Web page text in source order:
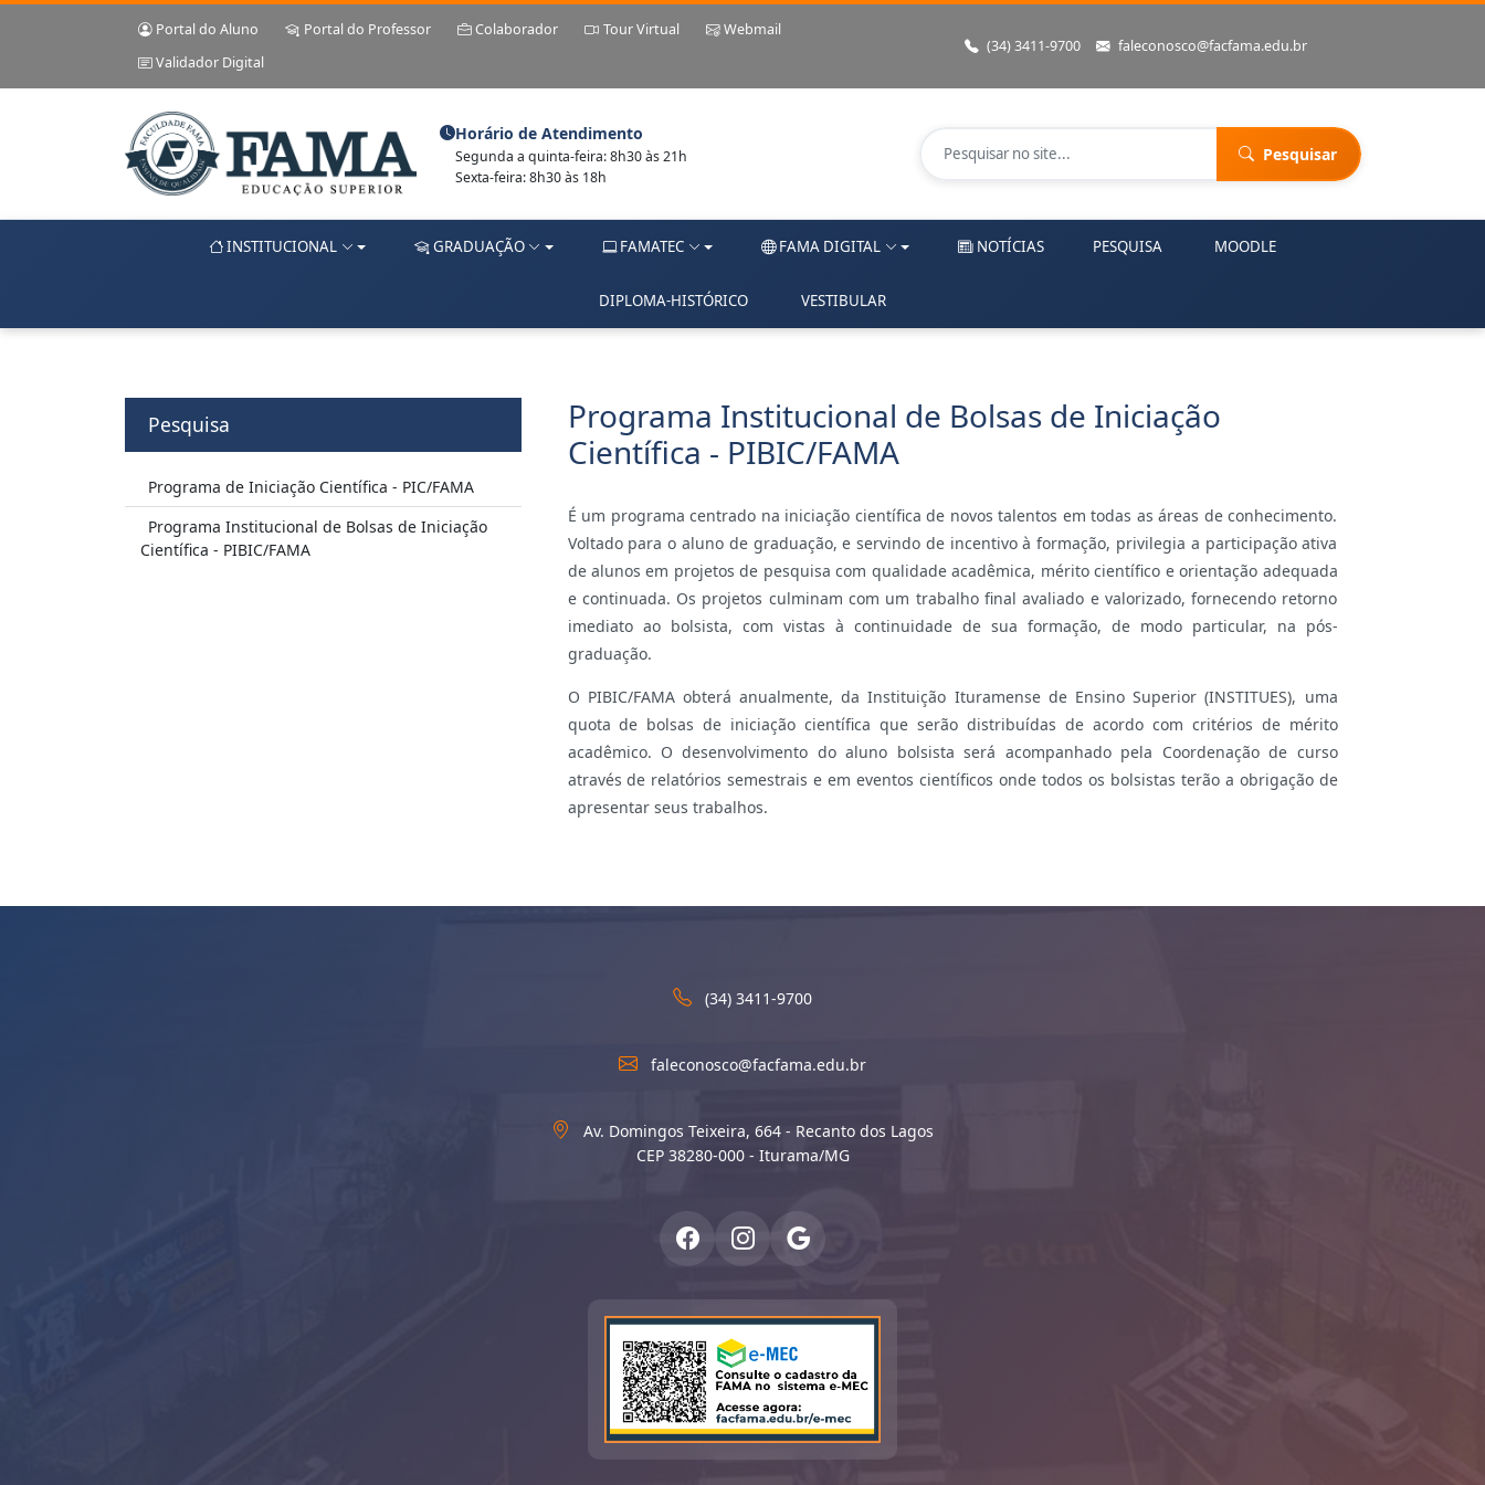
Portal do Aluno Portal do Professor Colaborador Tour Virtual
Webmail
Validador Digital
(34) 3411-9700 faleconosco@facfama.edu.br
Horário de Atendimento
Segunda a quinta-feira: 8h30 às 21h
Sexta-feira: 8h30 às 18h
Pesquisar
INSTITUCIONAL GRADUAÇÃO FAMATEC FAMA DIGITAL NOTÍCIAS PESQUISA MOODLE
DIPLOMA-HISTÓRICO VESTIBULAR
Pesquisa
Programa de Iniciação Científica - PIC/FAMA
Programa Institucional de Bolsas de Iniciação
Científica - PIBIC/FAMA
Programa Institucional de Bolsas de Iniciação
Científica - PIBIC/FAMA
É um programa centrado na iniciação científica de novos talentos em todas as áreas de conhecimento.
Voltado para o aluno de graduação, e servindo de incentivo à formação, privilegia a participação ativa
de alunos em projetos de pesquisa com qualidade acadêmica, mérito científico e orientação adequada
e continuada. Os projetos culminam com um trabalho final avaliado e valorizado, fornecendo retorno
imediato ao bolsista, com vistas à continuidade de sua formação, de modo particular, na pós-
graduação.
O PIBIC/FAMA obterá anualmente, da Instituição Ituramense de Ensino Superior (INSTITUES), uma
quota de bolsas de iniciação científica que serão distribuídas de acordo com critérios de mérito
acadêmico. O desenvolvimento do aluno bolsista será acompanhado pela Coordenação de curso
através de relatórios semestrais e em eventos científicos onde todos os bolsistas terão a obrigação de
apresentar seus trabalhos.
(34) 3411-9700
faleconosco@facfama.edu.br
Av. Domingos Teixeira, 664 - Recanto dos Lagos
CEP 38280-000 - Iturama/MG